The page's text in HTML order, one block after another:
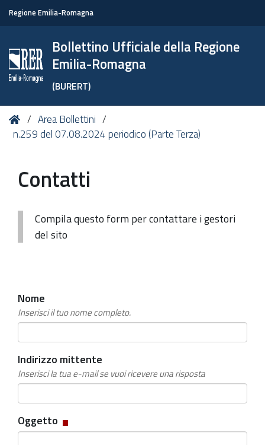
Regione Emilia-Romagna
Bollettino Ufficiale della Regione
Emilia-Romagna
(BURERT)
Tu
sei
HomeArea Bollettini
n.259 del 07.08.2024 periodico (Parte Terza)
Contatti
Compila questo form per contattare i gestori
del sito
Nome
Inserisci il tuo nome completo.
Indirizzo mittente
Inserisci la tua e-mail se vuoi ricevere una risposta
Oggetto Campo
obbligatorio